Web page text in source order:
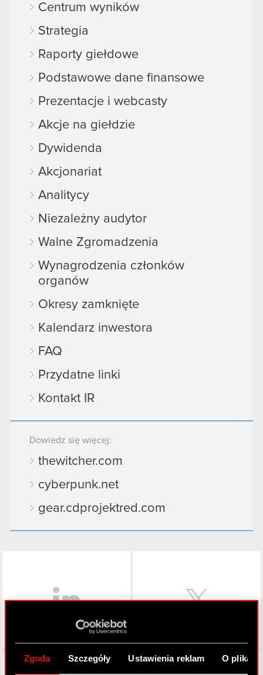
Zgoda Szczegóły Ustawienia reklam O
Centrum wyników
Strategia
Raporty giełdowe
Podstawowe dane finansowe
Prezentacje i webcasty
Akcje na giełdzie
Dywidenda
Akcjonariat
Analitycy
Niezależny audytor
Walne Zgromadzenia
Wynagrodzenia członków
organów
Okresy zamknięte
Kalendarz inwestora
FAQ
Przydatne linki
Kontakt IR
Dowiedz się więcej:
thewitcher.com
cyberpunk.net
gear.cdprojektred.com
Facebook